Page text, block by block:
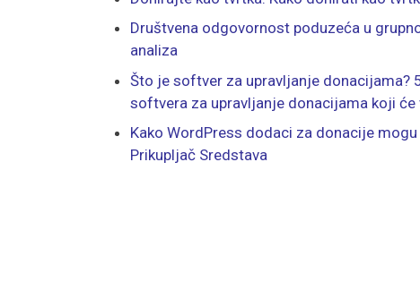
Društvena odgovornost poduzeća u
analiza
Što je softver za upravljanje donacijama?
softvera za upravljanje donacijama koji će
Kako WordPress dodaci za donacije
Prikupljač Sredstava